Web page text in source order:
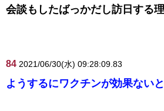
会談もしたばっかだし訪日する
84 2021/06/30(水) 09:28:09.83
ようするにワクチンが効果ない